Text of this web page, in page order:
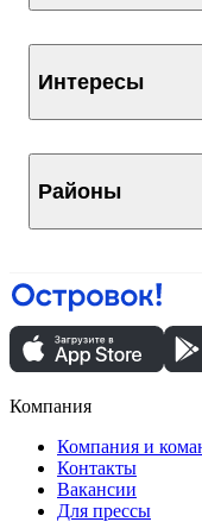
Интересы
Районы
Компания
Компания и
Контакты
Вакансии
Для прессы